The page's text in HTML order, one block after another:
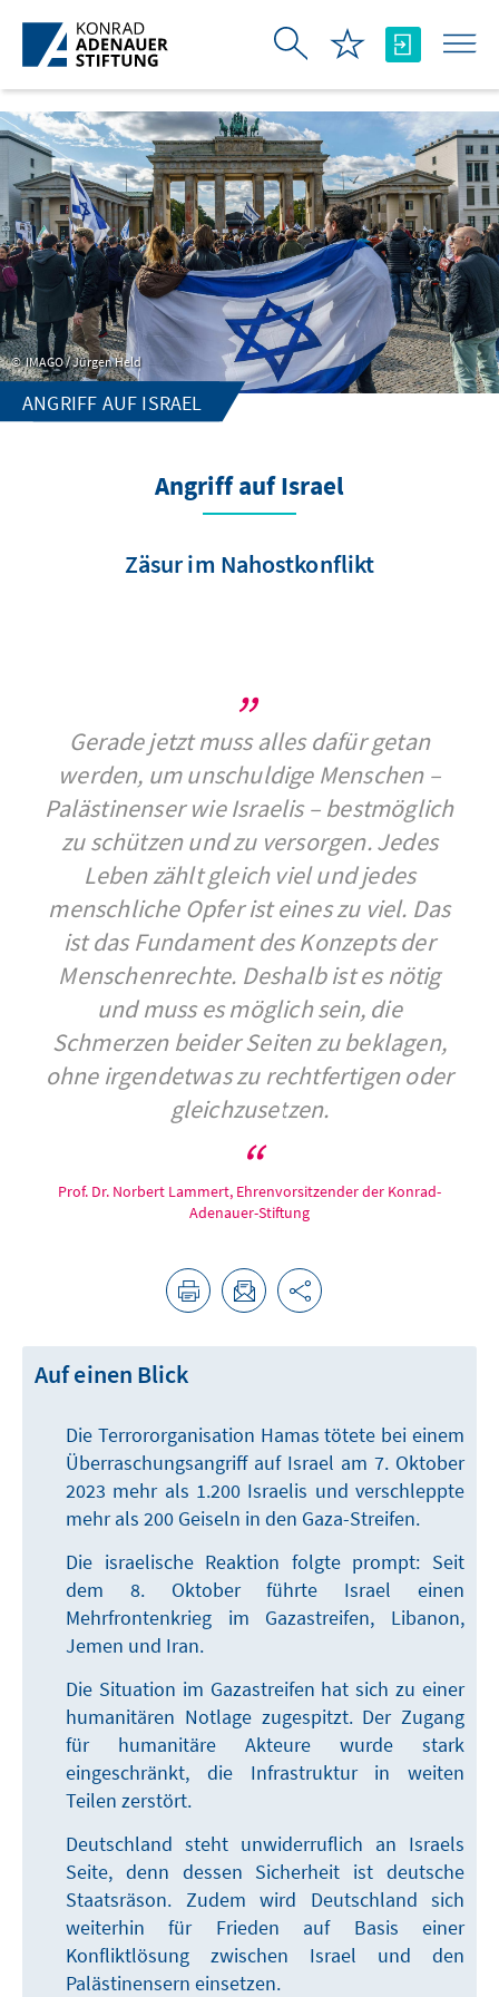
Skip to Main Content
IMAGO / Jürgen Held
ANGRIFF AUF ISRAEL
Angriff auf Israel
Zäsur im Nahostkonflikt
Gerade jetzt muss alles dafür getan
werden, um unschuldige Menschen –
Palästinenser wie Israelis – bestmöglich
zu schützen und zu versorgen. Jedes
Leben zählt gleich viel und jedes
menschliche Opfer ist eines zu viel. Das
ist das Fundament des Konzepts der
Menschenrechte. Deshalb ist es nötig
und muss es möglich sein, die
Schmerzen beider Seiten zu beklagen,
ohne irgendetwas zu rechtfertigen oder
gleichzusetzen.
Prof. Dr. Norbert Lammert, Ehrenvorsitzender der Konrad-
Adenauer-Stiftung
Auf einen Blick
Die Terrororganisation Hamas tötete bei einem
Überraschungsangriff auf Israel am 7. Oktober
2023 mehr als 1.200 Israelis und verschleppte
mehr als 200 Geiseln in den Gaza-Streifen.
Die israelische Reaktion folgte prompt: Seit
dem 8. Oktober führte Israel einen
Mehrfrontenkrieg im Gazastreifen, Libanon,
Jemen und Iran.
Die Situation im Gazastreifen hat sich zu einer
humanitären Notlage zugespitzt. Der Zugang
für humanitäre Akteure wurde stark
eingeschränkt, die Infrastruktur in weiten
Teilen zerstört.
Deutschland steht unwiderruflich an Israels
Seite, denn dessen Sicherheit ist deutsche
Staatsräson. Zudem wird Deutschland sich
weiterhin für Frieden auf Basis einer
Konfliktlösung zwischen Israel und den
Palästinensern einsetzen.